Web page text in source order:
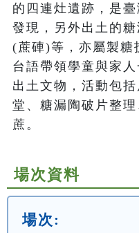
的四連灶遺跡，是
發現，另外出土的
(蔗硨)等，亦屬製糖
台語帶領學童與家
出土文物，活動包
堂、糖漏陶破片整
蔗。
場次資料
場次: